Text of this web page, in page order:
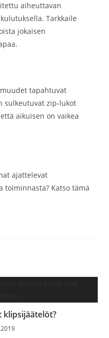
aiheuttavan
Tarkkaile
jokaisen
tapahtuvat
sulkeutuvat zip-lukot
aikuisen on vaikea
ajattelevat
toiminnasta? Katso tämä
klipsijäätelöt?